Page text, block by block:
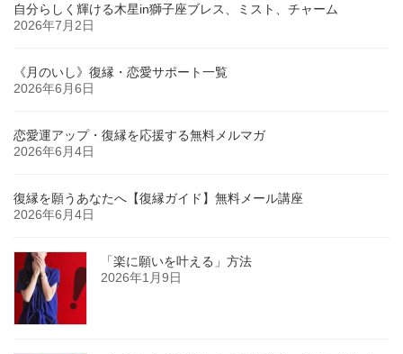
自分らしく輝ける木星in獅子座ブレス、ミスト、チャーム
2026年7月2日
《月のいし》復縁・恋愛サポート一覧
2026年6月6日
恋愛運アップ・復縁を応援する無料メルマガ
2026年6月4日
復縁を願うあなたへ【復縁ガイド】無料メール講座
2026年6月4日
「楽に願いを叶える」方法
2026年1月9日